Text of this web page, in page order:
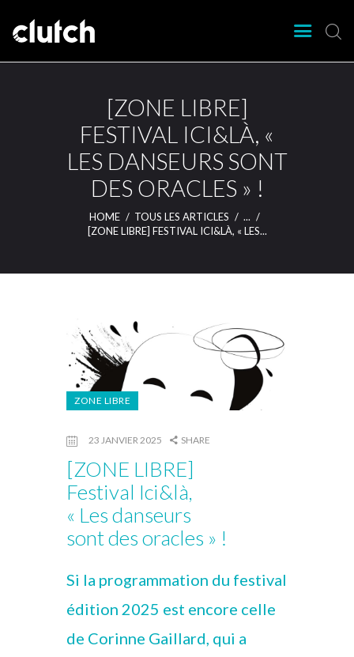
[ZONE LIBRE]
FESTIVAL ICI&LÀ, «
LES DANSEURS SONT
DES ORACLES » !
HOME TOUS LES ARTICLES
...
[ZONE LIBRE] FESTIVAL ICI&LÀ, « LES...
Clutch Webzine
Agenda
Nos éditions
Magazine
Articles
Lieux
ZONE LIBRE
23 JANVIER 2025 SHARE
[ZONE LIBRE]
Festival Ici&là,
« Les danseurs
sont des oracles » !
Si la programmation du festival
édition 2025 est encore celle
de Corinne Gaillard, qui a